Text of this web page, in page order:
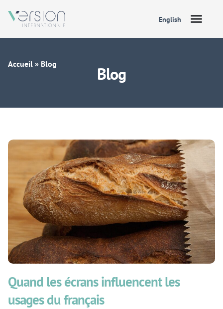
English
Accueil » Blog Blog
Quand les écrans influencent les
usages du français